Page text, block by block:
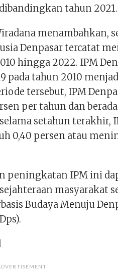
tahun 2021.
menambahkan,
Denpasar tercatat
hingga 2022. IPM
pada tahun 2010
tersebut, IPM
per tahun dan
setahun terakhir,
0,40 persen atau
peningkatan IPM ini
masyarakat
Budaya Menuju